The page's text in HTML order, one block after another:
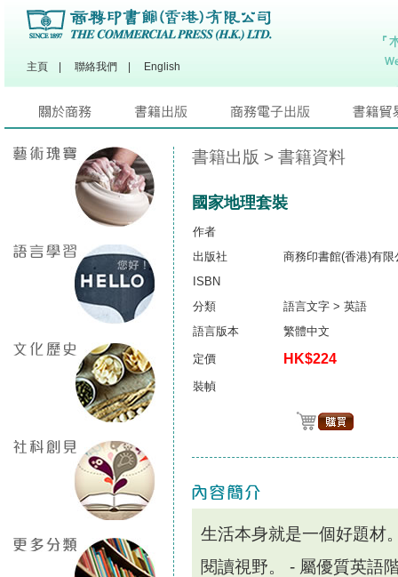
主頁 聯絡我們 English
書籍出版 > 書籍資料
國家地理套裝
作者
出版社
商務印書館(香港)有限
ISBN
分類
語言文字 > 英語
語言版本
繁體中文
定價 HK$224
裝幀
生活本身就是一個好題材
閱讀視野。 - 屬優質英語